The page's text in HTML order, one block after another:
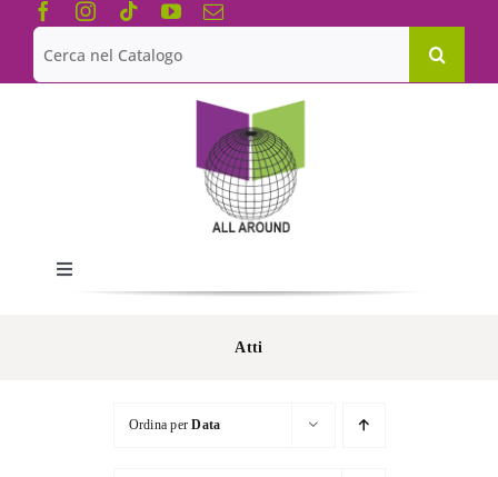
Salta
contenuto
Cerca
per:
Toggle
Navigation
Atti
Ordina perData